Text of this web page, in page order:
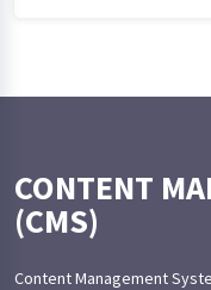
CONTENT
(CMS)
Content Management